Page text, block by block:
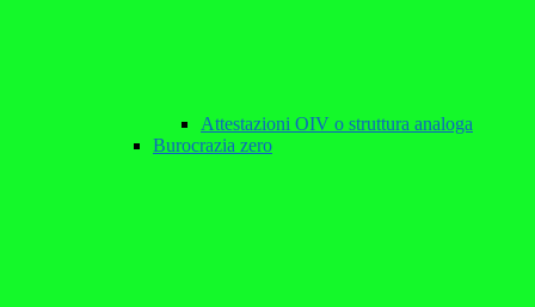
Attestazioni OIV o struttura analoga
Burocrazia zero